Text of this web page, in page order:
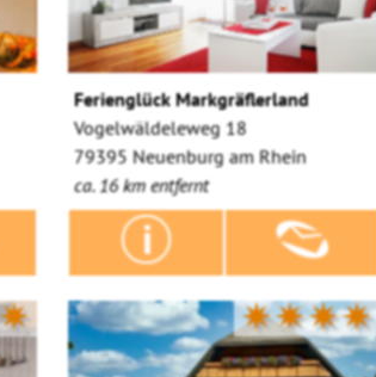
Ferienglück Markgräflerland
Vogelwäldeleweg 18
79395 Neuenburg am Rhein
ca. 16 km entfernt
✷✷✷✷